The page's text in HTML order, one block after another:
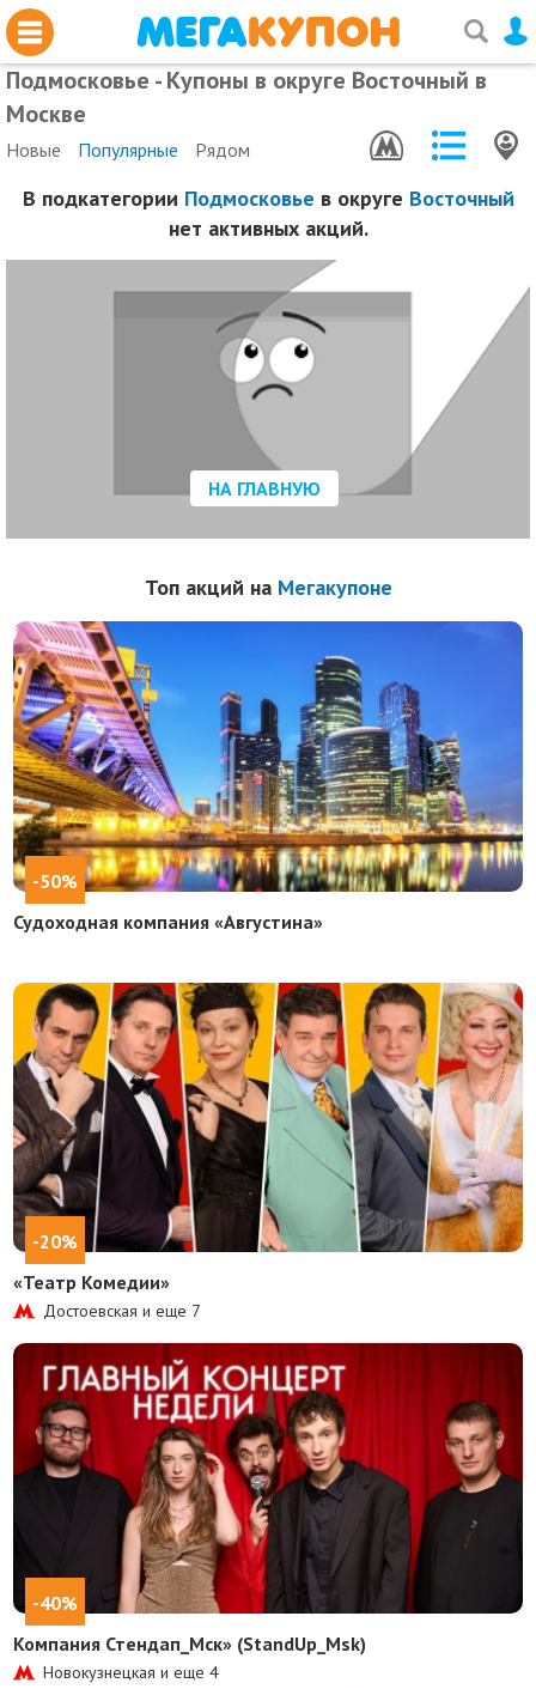
Подмосковье - Купоны в округе Восточный в
Москве
Новые Популярные Рядом
В подкатегории Подмосковье в округе Восточный
нет активных акций.
НА ГЛАВНУЮ
Топ акций на Мегакупоне
-50%
Судоходная компания «Августина»
-20%
«Театр Комедии»
Достоевская и еще 7
-40%
Компания Стендап_Мск» (StandUp_Msk)
Новокузнецкая и еще4